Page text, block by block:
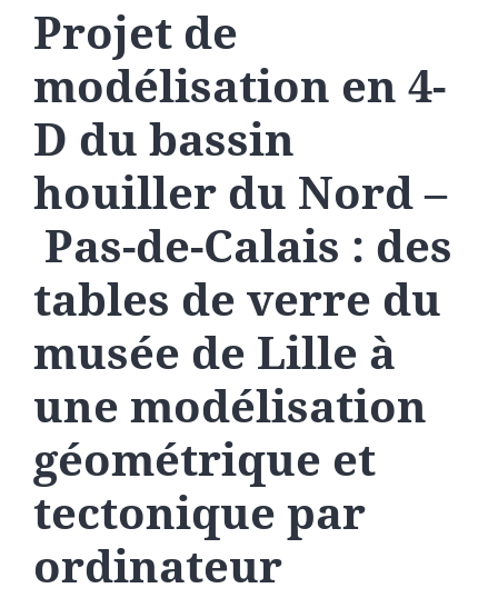
Projet de
modélisation en 4-
D du bassin
houiller du Nord –
Pas-de-Calais : des
tables de verre du
musée de Lille à
une modélisation
géométrique et
tectonique par
ordinateur